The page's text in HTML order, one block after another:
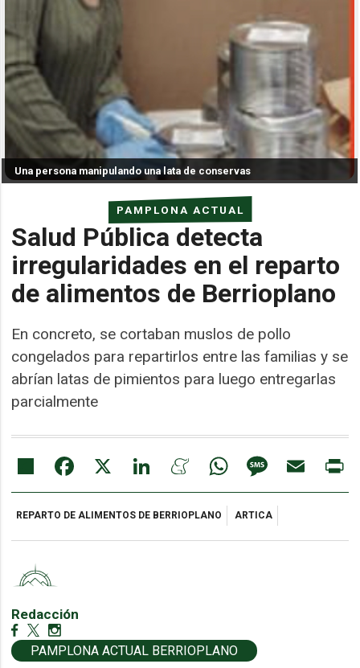
PAMPLONA ACTUAL
Salud Pública detecta
irregularidades en el reparto
de alimentos de Berrioplano
En concreto, se cortaban muslos de pollo
congelados para repartirlos entre las familias y se
abrían latas de pimientos para luego entregarlas
parcialmente
Una persona manipulando una lata de conservas
Share Facebook LinkedIn MeneameWhatsAppMessageEmail
REPARTO DE ALIMENTOS DE BERRIOPLANO ARTICA
Redacción
PAMPLONA ACTUAL BERRIOPLANO